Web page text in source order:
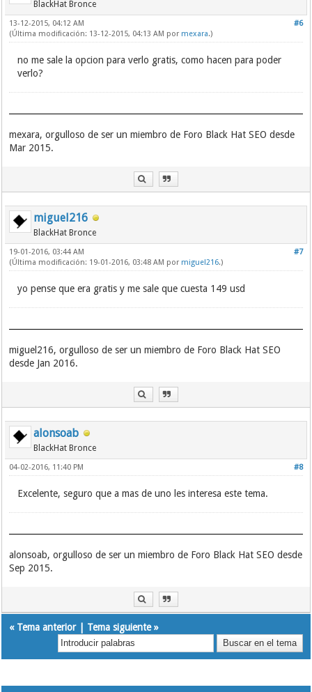
BlackHat Bronce
#6
13-12-2015, 04:12 AM
(Última modificación: 13-12-2015, 04:13 AM por mexara.)
no me sale la opcion para verlo gratis, como hacen para poder
verlo?
mexara, orgulloso de ser un miembro de Foro Black Hat SEO desde
Mar 2015.
miguel216
BlackHat Bronce
#7
19-01-2016, 03:44 AM
(Última modificación: 19-01-2016, 03:48 AM por miguel216.)
yo pense que era gratis y me sale que cuesta 149 usd
miguel216, orgulloso de ser un miembro de Foro Black Hat SEO
desde Jan 2016.
alonsoab
BlackHat Bronce
#8
04-02-2016, 11:40 PM
Excelente, seguro que a mas de uno les interesa este tema.
alonsoab, orgulloso de ser un miembro de Foro Black Hat SEO desde
Sep 2015.
« Tema anterior| Tema siguiente»